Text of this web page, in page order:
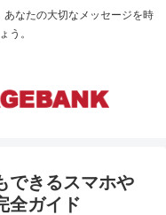
なたの大切なメッセージを時
う。
できるスマホや
全ガイド